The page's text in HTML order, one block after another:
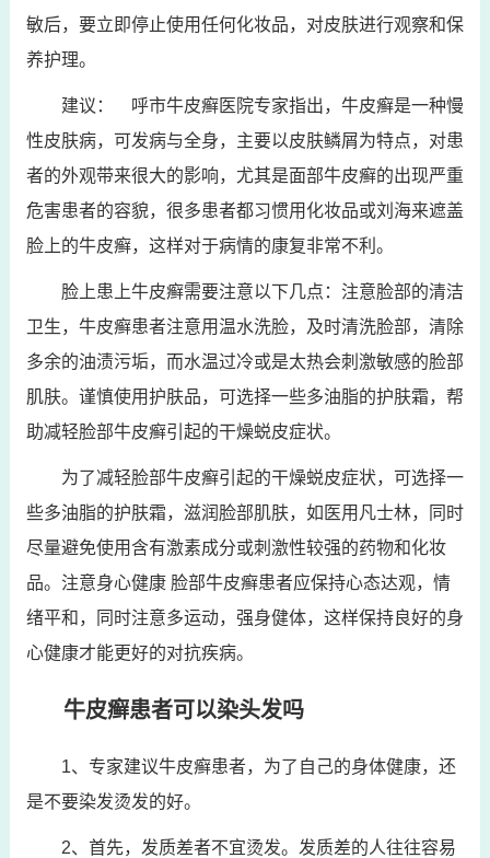
敏后，要立即停止使用任何化妆品，对皮肤进行观察和保
养护理。
建议： 呼市牛皮癣医院专家指出，牛皮癣是一种慢
性皮肤病，可发病与全身，主要以皮肤鳞屑为特点，对患
者的外观带来很大的影响，尤其是面部牛皮癣的出现严重
危害患者的容貌，很多患者都习惯用化妆品或刘海来遮盖
脸上的牛皮癣，这样对于病情的康复非常不利。
脸上患上牛皮癣需要注意以下几点：注意脸部的清洁
卫生，牛皮癣患者注意用温水洗脸，及时清洗脸部，清除
多余的油渍污垢，而水温过冷或是太热会刺激敏感的脸部
肌肤。谨慎使用护肤品，可选择一些多油脂的护肤霜，帮
助减轻脸部牛皮癣引起的干燥蜕皮症状。
为了减轻脸部牛皮癣引起的干燥蜕皮症状，可选择一
些多油脂的护肤霜，滋润脸部肌肤，如医用凡士林，同时
尽量避免使用含有激素成分或刺激性较强的药物和化妆
品。注意身心健康 脸部牛皮癣患者应保持心态达观，情
绪平和，同时注意多运动，强身健体，这样保持良好的身
心健康才能更好的对抗疾病。
牛皮癣患者可以染头发吗
1、专家建议牛皮癣患者，为了自己的身体健康，还
是不要染发烫发的好。
2、首先，发质差者不宜烫发。发质差的人往往容易